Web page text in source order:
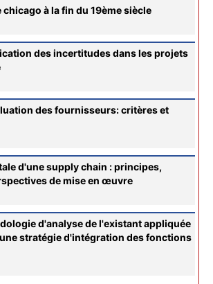
à la fin du 19ème siècle
des incertitudes dans les projets
des fournisseurs: critères et
d'une supply chain : principes,
de mise en œuvre
d'analyse de l'existant appliquée
stratégie d'intégration des fonctions